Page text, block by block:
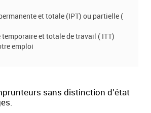
et totale (IPT) ou partielle (
et totale de travail ( ITT)
emploi
sans distinction d’état